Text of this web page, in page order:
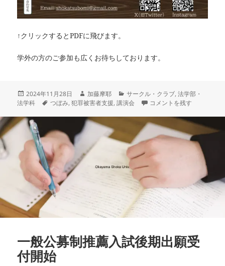
↑クリックするとPDFに飛びます。
学外の方のご参加も広くお待ちしております。
投
稿
2024年11月28日
作
成
加藤摩耶
カ
テ
サークル・クラブ,法学部・
法学科
タ
つぼみ,犯罪被害者支援,講演会 【犯罪被害者支援部つぼ
コメントを残す
一般公募制推薦入試後期出願受
付開始